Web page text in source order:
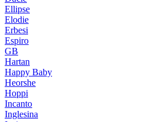
Ellipse
Elodie
Erbesi
Espiro
GB
Hartan
Happy Baby
Heorshe
Hoppi
Incanto
Inglesina